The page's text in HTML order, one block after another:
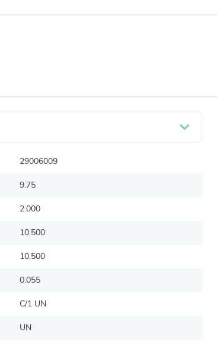
29006009
9.75
2.000
10.500
10.500
0.055
C/1 UN
UN